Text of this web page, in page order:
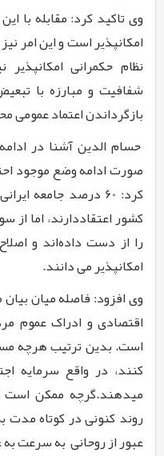
وی تاکید کرد: مقابله با
امکان­پذیر است و این امر
نظام حکمرانی
شفافیت و مبارزه با
بازگرداندن اعتماد
حسام الدین آشنا در
صورت ادامه وضع موجود
کرد: 60 درصد جامعه
کشور اعتقاددارند، اما از
را از دست داده‌اند و
امکانپذیر می دانند.
وی افزود: فاصله میان
اقتصادی و ادراک عموم
است. بدین ترتیب هرچه
کنند، در واقع سرمایه
میدهند.گرچه ممکن
روند کنونی در کوتاه مدت
عبور از روحانی به سرعت